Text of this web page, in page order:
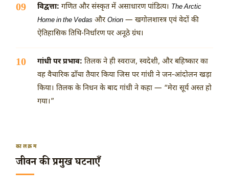
विद्वत्ता: गणित और संस्कृत में असाधारण पांडित्य। The Arctic
Home in the Vedas औरOrion — खगोलशास्त्र एवं वेदों की
ऐतिहासिक तिथि-निर्धारण पर अनूठे ग्रंथ।
गांधी पर प्रभाव: तिलक ने ही स्वराज, स्वदेशी, और बहिष्कार का
वह वैचारिक ढाँचा तैयार किया जिस पर गांधी ने जन-आंदोलन खड़ा
किया। तिलक के निधन के बाद गांधी ने कहा — “मेरा सूर्य अस्त हो
गया।”
कालक्रम
जीवन की प्रमुख घटनाएँ